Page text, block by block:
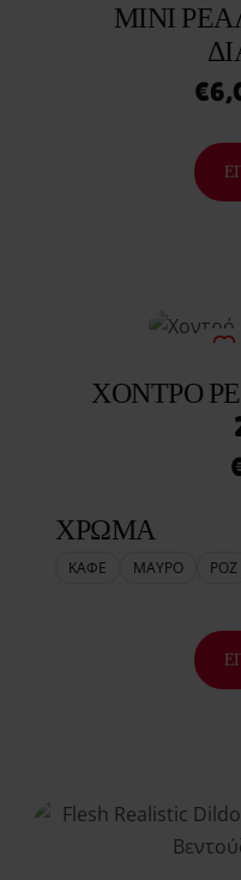
ΜΊΝΙ
€
ΧΟΝΤΡΌ
ΧΡΩΜΑ
ΚΑΦΕ ΜΑΥΡΟ ΡΟΖ